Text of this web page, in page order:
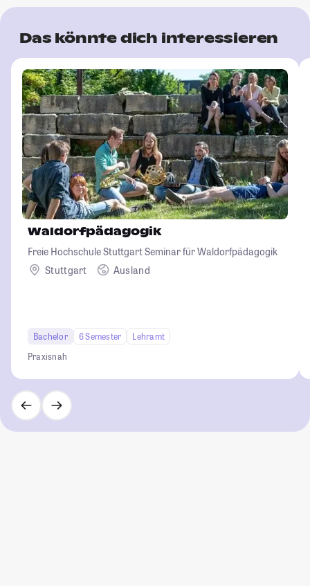
Das könnte dich interessieren
Waldorfpädagogik
Freie Hochschule Stuttgart Seminar für Waldorfpädagogik
Stuttgart
Ausland
Bachelor 6 Semester
Lehramt
Praxisnah